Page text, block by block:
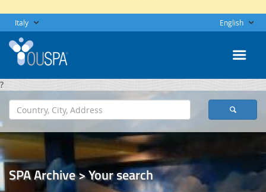
Italy English
?
SPA Archive > Your search